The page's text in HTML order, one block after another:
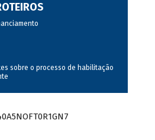
sobre o processo de habilitação